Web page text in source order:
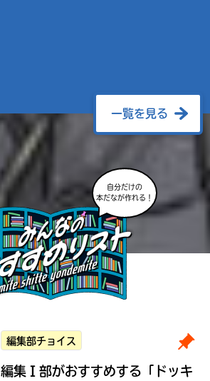
一覧を見る
自分だけの
本だなが作れる！
編集部チョイス
編集Ｉ部がおすすめする 「ドッキ